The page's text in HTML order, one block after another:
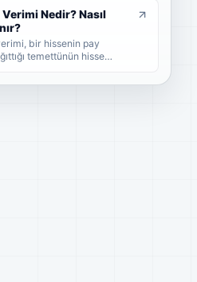
Nedir? Nasıl
bir hissenin pay
temettünün hisse
Bu rehberde temettü
hesaplandığını, yüksek
ne anlama geldiğini
gerektiğini sade